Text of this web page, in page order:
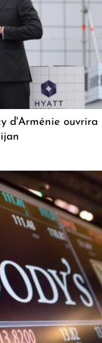
d'Arménie ouvrira